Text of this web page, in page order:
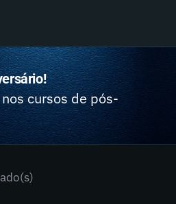
cursos de pós-